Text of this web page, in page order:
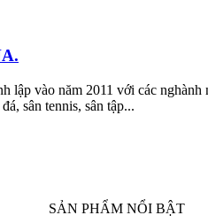
vào năm 2011 với các
sân tennis, sân tập...
SẢN PHẨM NỔI BẬT